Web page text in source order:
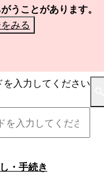
うことがあります。
みる
入力してください
・手続き